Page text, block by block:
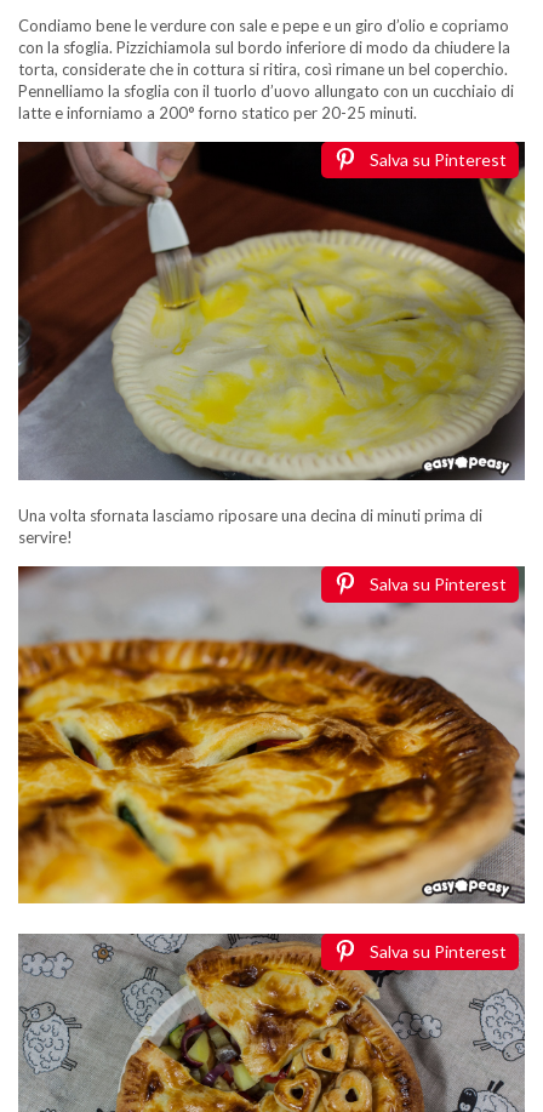
Condiamo bene le verdure con sale e pepe e un giro d’olio e copriamo
con la sfoglia. Pizzichiamola sul bordo inferiore di modo da chiudere la
torta, considerate che in cottura si ritira, così rimane un bel coperchio.
Pennelliamo la sfoglia con il tuorlo d’uovo allungato con un cucchiaio di
latte e inforniamo a 200° forno statico per 20-25 minuti.
Salva su Pinterest
Una volta sfornata lasciamo riposare una decina di minuti prima di
servire!
Salva su Pinterest
Salva su Pinterest